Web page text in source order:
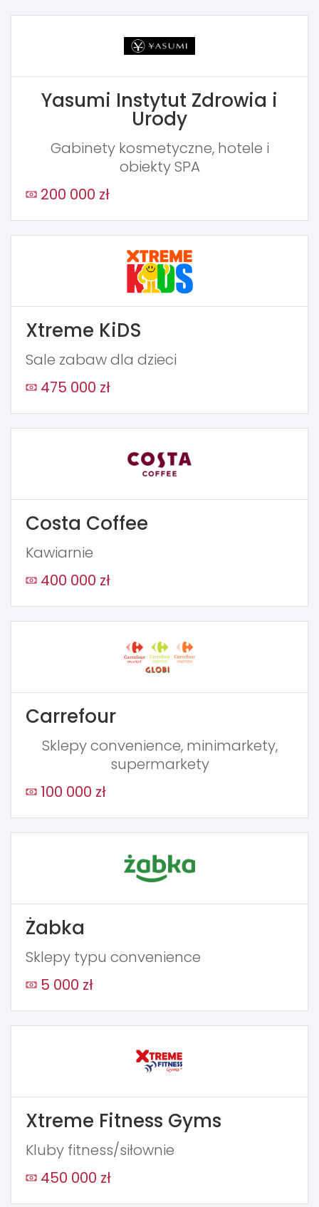
Yasumi Instytut Zdrowia i
Urody
Gabinety kosmetyczne, hotele i
obiekty SPA
200 000 zł
Xtreme KiDS
Sale zabaw dla dzieci
475 000 zł
Costa Coffee
Kawiarnie
400 000 zł
Carrefour
Sklepy convenience, minimarkety,
supermarkety
100 000 zł
Żabka
Sklepy typu convenience
5 000 zł
Xtreme Fitness Gyms
Kluby fitness/siłownie
450 000 zł